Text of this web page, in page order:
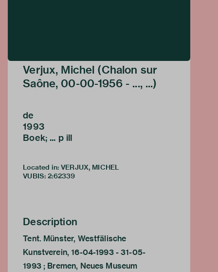
Verjux, Michel (Chalon sur
Saône, 00-00-1956 - ..., ...)
de
1993
Boek; ... p ill
Located in: VERJUX, MICHEL
VUBIS: 2:62339
Description
Tent. Münster, Westfälische
Kunstverein, 16-04-1993 - 31-05-
1993 ; Bremen, Neues Museum